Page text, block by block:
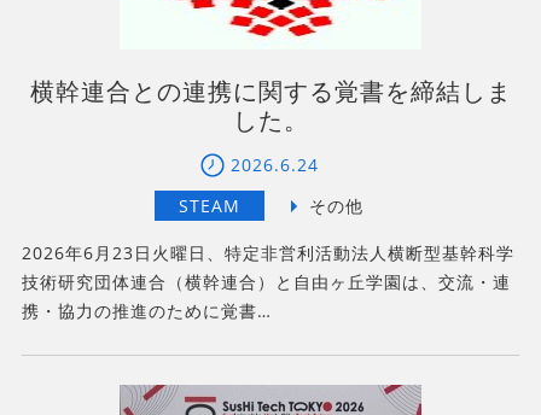
横幹連合との連携に関する覚書を締結しま
した。
2026.6.24
2026年6月23日火曜日、特定非営利活動法人横断型基幹科学
技術研究団体連合（横幹連合）と自由ヶ丘学園は、交流・連
携・協力の推進のために覚書…